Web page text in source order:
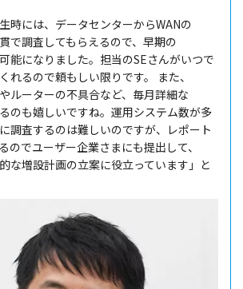
時には、 データセンターからWANの
で調査 してもらえるので、 早期の
可能になりました。 担当のSEさんがいつで
れるので頼もしい限りです。
また、
やルーターの不具合など、 毎月詳細な
のも嬉しいですね。 運用システム数が多
に調査するのは難しいのですが、 レポート
のでユーザー企業さまにも提出 して、
な増設計画の立案に役立っています」と